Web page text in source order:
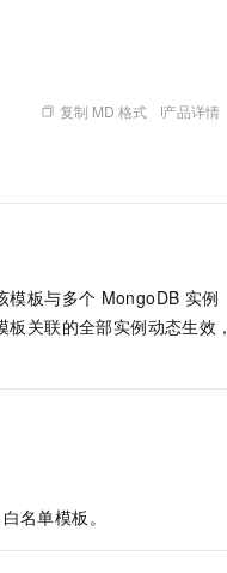
复制 MD 格式 产品详情
模板与多个 MongoDB 实例
关联的全部实例动态生效，
白名单模板。